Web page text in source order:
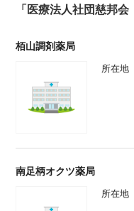
「医療法人社団慈邦
栢山調剤薬局
所在地
南足柄オクツ薬局
所在地